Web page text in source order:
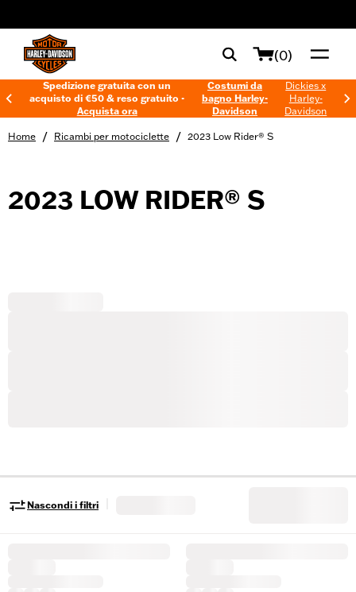
(0)
Spedizione gratuita con un
acquisto di €50 & reso gratuito -
Acquista ora
Costumi da
bagno Harley-
Davidson
Dickies x
Harley-
Davidson
Home / Ricambi per motociclette / 2023 Low Rider® S
2023 LOW RIDER® S
Nascondi i filtri